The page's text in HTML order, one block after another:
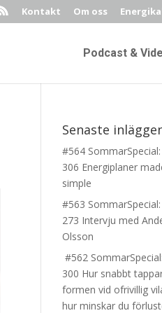
Kontakt Om oss
Podcast &
Senaste
#564
306 Energiplaner
simple
#563
273 Intervju med
Olsson
#562
300 Hur snabbt
formen vid ofrivillig
hur minskar du